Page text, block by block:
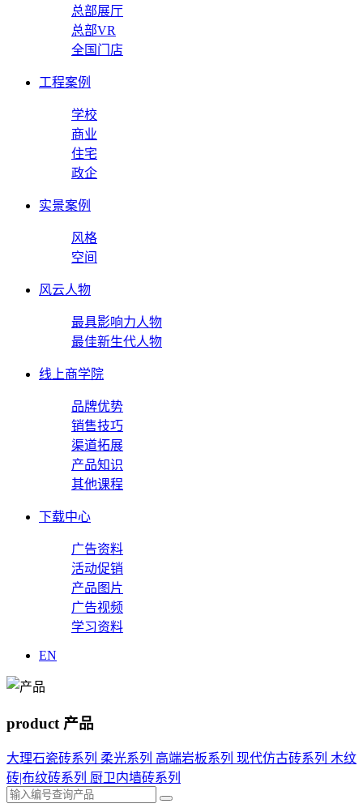
总部展厅
总部VR
全国门店
工程案例
学校
商业
住宅
政企
实景案例
风格
空间
风云人物
最具影响力人物
最佳新生代人物
线上商学院
品牌优势
销售技巧
渠道拓展
产品知识
其他课程
下载中心
广告资料
活动促销
产品图片
广告视频
学习资料
EN
product 产品
大理石瓷砖系列 柔光系列 高端岩板系列 现代仿古砖系列 木纹
砖|布纹砖系列 厨卫内墙砖系列